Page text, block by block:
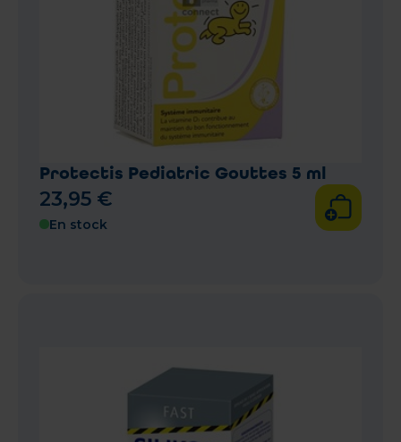
Protectis Pediatric Gouttes 5 ml
23,95 €
En stock